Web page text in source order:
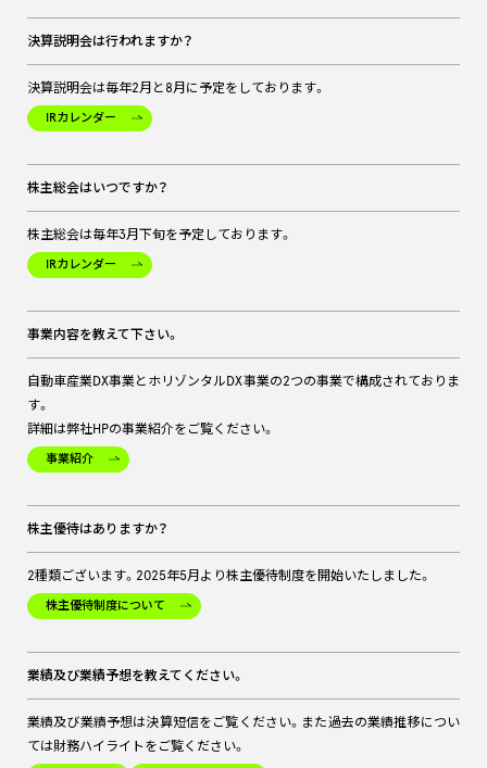
決算説明会は行われますか？
決算説明会は毎年2月と8月に予定をしております。
IRカレンダー
株主総会はいつですか？
株主総会は毎年3月下旬を予定しております。
IRカレンダー
事業内容を教えて下さい。
自動車産業DX事業とホリゾンタルDX事業の2つの事業で構成されておりま
す。
詳細は弊社HPの事業紹介をご覧ください。
事業紹介
株主優待はありますか？
2種類ございます。2025年5月より株主優待制度を開始いたしました。
株主優待制度について
業績及び業績予想を教えてください。
業績及び業績予想は決算短信をご覧ください。また過去の業績推移につい
ては財務ハイライトをご覧ください。